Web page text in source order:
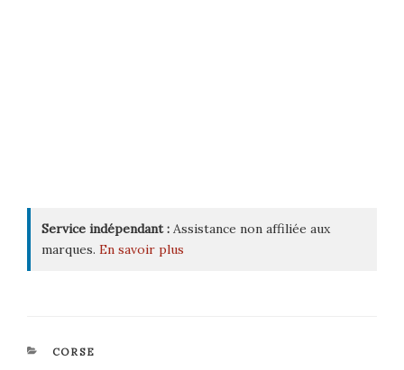
Service indépendant : Assistance non affiliée aux
marques. En savoir plus
CATÉGORIES
CORSE